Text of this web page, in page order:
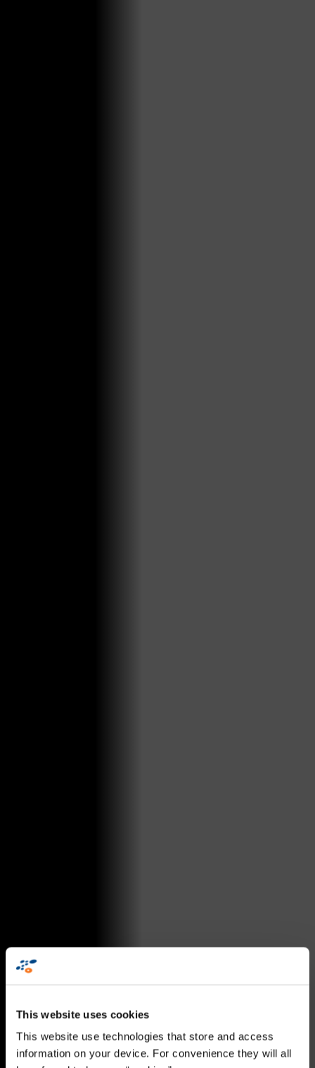
This website uses cookies
This website use technologies that store and access
information on your device. For convenience they will all